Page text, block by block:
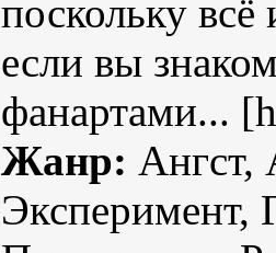
поскольку
если вы
фанартами...
Жанр: Ангст,
Эксперимент,